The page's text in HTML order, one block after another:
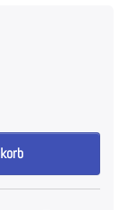
On Clear zu